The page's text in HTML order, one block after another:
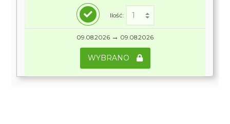
Ilość:
09.08.2026 → 09.08.2026
WYBRANO